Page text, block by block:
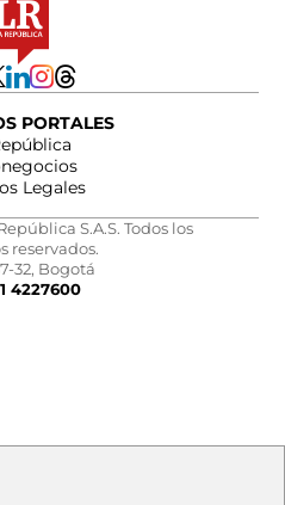
PORTALES
Legales
S.A.S. Todos los
reservados.
32, Bogotá
4227600